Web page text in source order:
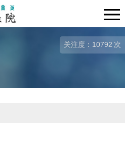
关注度： 10792 次